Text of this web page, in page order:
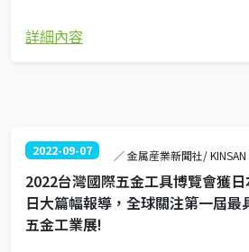
詳細內容
2022-09-07 ／ 金属産業新聞社/ KINSAN
2022台灣國際五金工具博覽會獲
日大篇幅報導，全球關注第一屆最
五金工業展!